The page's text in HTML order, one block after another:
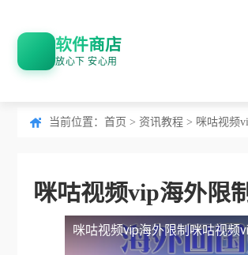
软件商店
放心下 安心用
当前位置： 首页 > 资讯教程 > 咪咕视频
咪咕视频vip海外限
咪咕视频vip海外限制咪咕视频